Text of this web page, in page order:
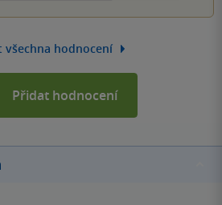
všechna hodnocení
Přidat hodnocení